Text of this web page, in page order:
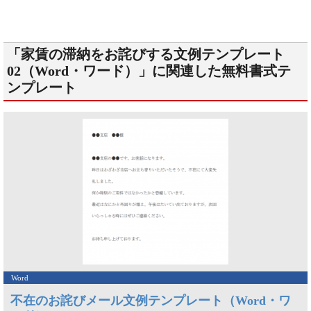
「家賃の滞納をお詫びする文例テンプレート
02（Word・ワード）」に関連した無料書式テ
ンプレート
Word
不在のお詫びメール文例テンプレート（Word・ワ